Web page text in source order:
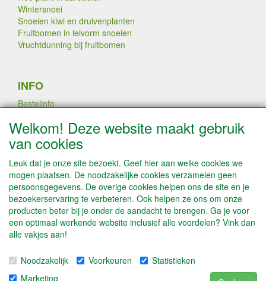
Wintersnoei
Snoeien kiwi en druivenplanten
Fruitbomen in leivorm snoeien
Vruchtdunning bij fruitbomen
INFO
Bestelinfo
Betaalmogelijkheden
Contact / Disclaimer
Algemene leveringsvoorwaarden & Privacyverklaring
PLANTEN DOOR AATREE LATEN
VEREDELEN
SOCIALE MEDIA
Welkom! Deze website maakt gebruik
van cookies
Leuk dat je onze site bezoekt. Geef hier aan welke cookies we
mogen plaatsen. De noodzakelijke cookies verzamelen geen
persoonsgegevens. De overige cookies helpen ons de site en je
bezoekerservaring te verbeteren. Ook helpen ze ons om onze
producten beter bij je onder de aandacht te brengen. Ga je voor
een optimaal werkende website inclusief alle voordelen? Vink dan
alle vakjes aan!
Noodzakelijk Voorkeuren
Statistieken
Marketing